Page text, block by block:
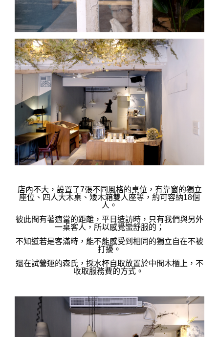
店內不大，設置了7張不同風格的桌位，有靠窗的獨立
座位、四人大木桌、矮木箱雙人座等， 約可容納18個
人。
彼此間有著適當的距離，平日造訪時，只有我們與另外
一桌客人，所以感覺蠻舒服的；
不知道若是客滿時，能不能感受到相同的獨立自在不被
打擾。
還在試營運的森氏，採水杯自取放置於中間木櫃上，不
收取服務費的方式。